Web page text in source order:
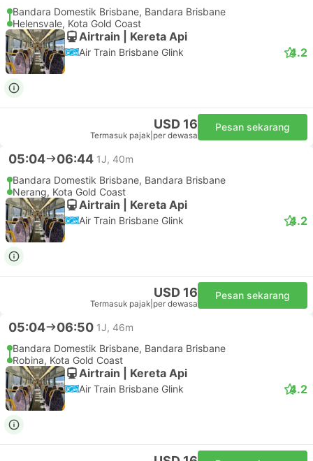
Bandara Domestik Brisbane, Bandara Brisbane
Helensvale, Kota Gold Coast
Airtrain | Kereta Api
Air Train Brisbane Glink 4.2
USD 16
Termasuk pajak per dewasa
Pesan sekarang
05:04 06:44 1J, 40m
Bandara Domestik Brisbane, Bandara Brisbane
Nerang, Kota Gold Coast
Airtrain | Kereta Api
Air Train Brisbane Glink 4.2
USD 16
Termasuk pajak per dewasa
Pesan sekarang
05:04 06:50 1J, 46m
Bandara Domestik Brisbane, Bandara Brisbane
Robina, Kota Gold Coast
Airtrain | Kereta Api
Air Train Brisbane Glink 4.2